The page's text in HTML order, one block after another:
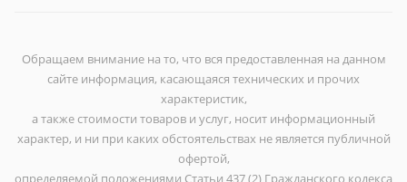
Обращаем внимание на то, что вся предоставленная на данном
сайте информация, касающаяся технических и прочих
характеристик,
а также стоимости товаров и услуг, носит информационный
характер, и ни при каких обстоятельствах не является публичной
офертой,
определяемой положениями Статьи 437 (2) Гражданского кодекса